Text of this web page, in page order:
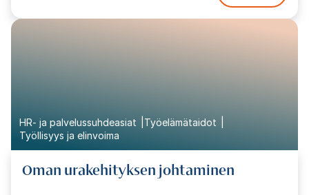
HR- ja palvelussuhdeasiat
Työelämätaidot
Työllisyys ja elinvoima
Oman urakehityksen johtaminen